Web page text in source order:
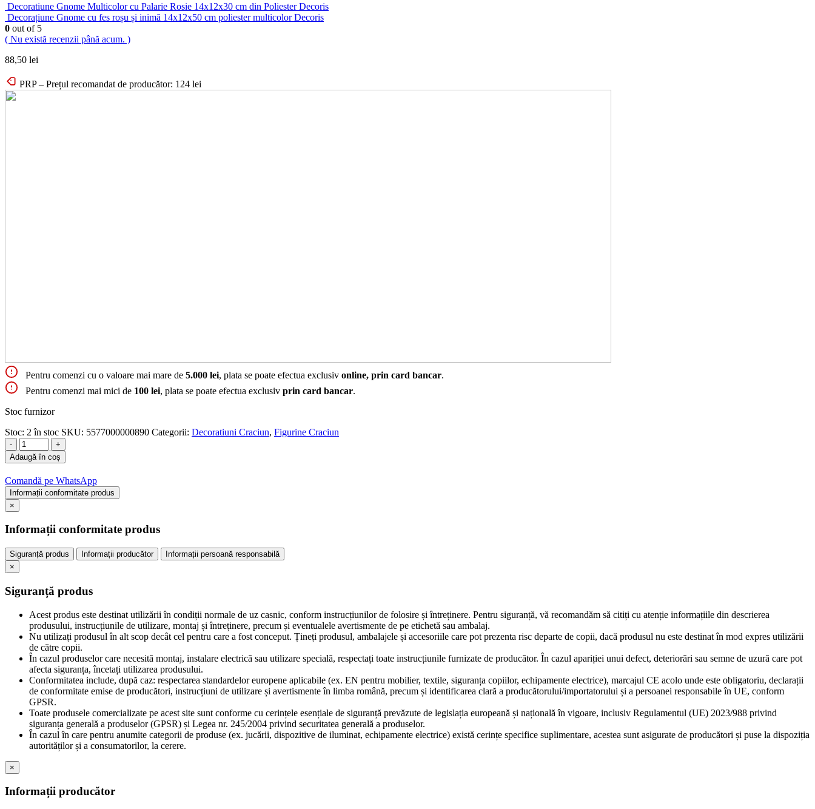
Decoratiune Gnome Multicolor cu Palarie Rosie 14x12x30 cm din Poliester Decoris
Decorațiune Gnome cu fes roșu și inimă 14x12x50 cm poliester multicolor Decoris
0 out of 5
( Nu există recenzii până acum. )
88,50 lei
PRP – Prețul recomandat de producător: 124 lei
Pentru comenzi cu o valoare mai mare de 5.000 lei, plata se poate efectua exclusiv online, prin card bancar.
Pentru comenzi mai mici de 100 lei, plata se poate efectua exclusiv prin card bancar.
Stoc furnizor
Stoc: 2 în stoc SKU: 5577000000890 Categorii: Decoratiuni Craciun, Figurine Craciun
-
+
Adaugă în coș
Comandă pe WhatsApp
Informații conformitate produs
×
Informații conformitate produs
Siguranță produs Informații producător
Informații persoană responsabilă
×
Siguranță produs
Acest produs este destinat utilizării în condiții normale de uz casnic, conform instrucțiunilor de folosire și întreținere. Pentru siguranță, vă recomandăm să citiți cu atenție informațiile din descrierea
produsului, instrucțiunile de utilizare, montaj și întreținere, precum și eventualele avertismente de pe etichetă sau ambalaj.
Nu utilizați produsul în alt scop decât cel pentru care a fost conceput. Țineți produsul, ambalajele și accesoriile care pot prezenta risc departe de copii, dacă produsul nu este destinat în mod expres utilizării
de către copii.
În cazul produselor care necesită montaj, instalare electrică sau utilizare specială, respectați toate instrucțiunile furnizate de producător. În cazul apariției unui defect, deteriorări sau semne de uzură care pot
afecta siguranța, încetați utilizarea produsului.
Conformitatea include, după caz: respectarea standardelor europene aplicabile (ex. EN pentru mobilier, textile, siguranța copiilor, echipamente electrice), marcajul CE acolo unde este obligatoriu, declarații
de conformitate emise de producători, instrucțiuni de utilizare și avertismente în limba română, precum și identificarea clară a producătorului/importatorului și a persoanei responsabile în UE, conform
GPSR.
Toate produsele comercializate pe acest site sunt conforme cu cerințele esențiale de siguranță prevăzute de legislația europeană și națională în vigoare, inclusiv Regulamentul (UE) 2023/988 privind
siguranța generală a produselor (GPSR) și Legea nr. 245/2004 privind securitatea generală a produselor.
În cazul în care pentru anumite categorii de produse (ex. jucării, dispozitive de iluminat, echipamente electrice) există cerințe specifice suplimentare, acestea sunt asigurate de producători și puse la dispoziția
autorităților și a consumatorilor, la cerere.
×
Informații producător